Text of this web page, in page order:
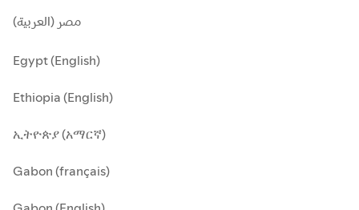
مصر (العربية)
Egypt (English)
Ethiopia (English)
ኢትዮጵያ (አማርኛ)
Gabon (français)